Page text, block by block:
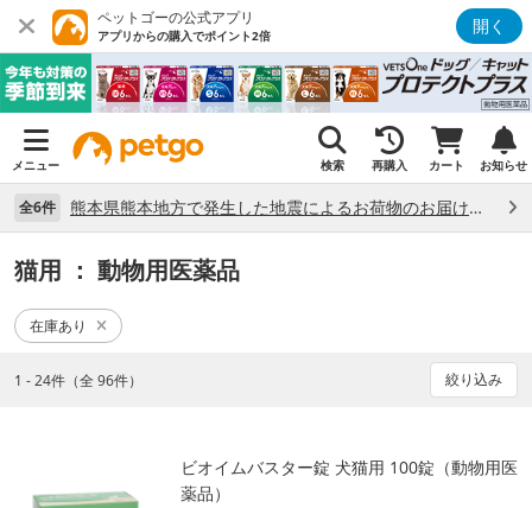
ペットゴーの公式アプリ
アプリからの購入でポイント2倍 開く
メニュー 検索 再購入 カート お知らせ
全6件 熊本県熊本地方で発生した地震によるお荷物のお届け状況について （7/28）
猫用 ： 動物用医薬品
在庫あり
1 - 24件（全 96件） 絞り込み
ビオイムバスター錠 犬猫用 100錠（動物用医
薬品）